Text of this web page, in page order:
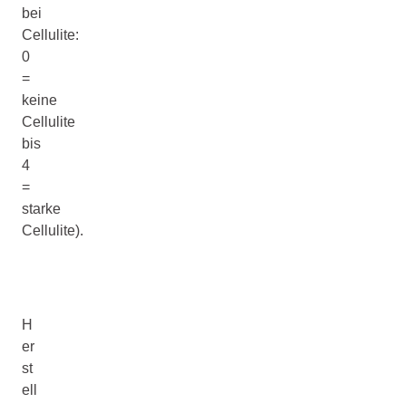
bei
Cellulite:
0
=
keine
Cellulite
bis
4
=
starke
Cellulite).
H
er
st
ell